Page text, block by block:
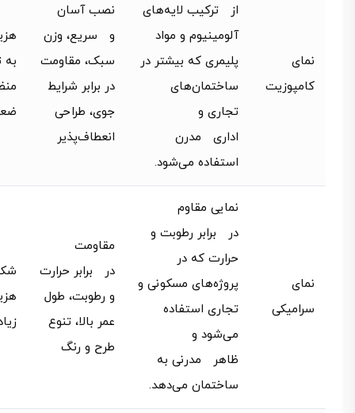
نمای
کامپوزیت
از ترکیب لایه‌های
آلومینیوم و مواد
پلیمری که بیشتر در
ساختمان‌های
تجاری و
اداری مدرن
استفاده می‌شود.
نصب آسان
و سریع، وزن
سبک، مقاومت
در برابر شرایط
جوی، طراحی
انعطاف‌پذیر
به
نمای
سرامیکی
نمایی مقاوم
در برابر رطوبت و
حرارت که در
پروژه‌های مسکونی و
تجاری استفاده
می‌شود و
ظاهر مدرنی به
ساختمان می‌دهد.
مقاومت
در برابر حرارت
و رطوبت، طول
عمر بالا، تنوع
طرح و رنگ